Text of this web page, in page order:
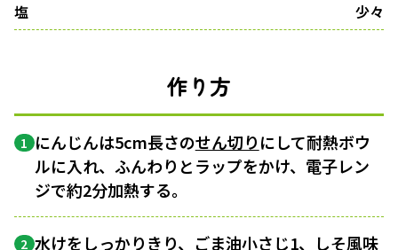
塩
少々
作り方
1 にんじんは5cm長さのせん切りにして耐熱ボウ
ルに入れ、ふんわりとラップをかけ、電子レン
ジで約2分加熱する。
2 水けをしっかりきり、ごま油小さじ1、しそ風味